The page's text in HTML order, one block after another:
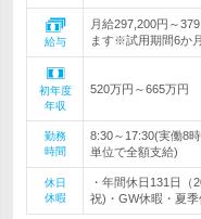
給与
月給297,200円～
ます※試用期間6か
初年度
年収
520万円～665万円
勤務
時間
8:30～17:30(実働8
単位で全額支給)
休日
休暇
・年間休日131日（
祝)・GW休暇・夏